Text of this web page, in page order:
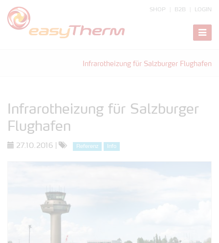
SHOP B2B LOGIN
zeige
Infrarotheizung für Salzburger Flughafen
Infrarotheizung für Salzburger
Flughafen
27.10.2016 Referenz Info